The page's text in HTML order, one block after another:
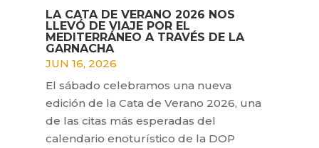
LA CATA DE VERANO 2026 NOS
LLEVÓ DE VIAJE POR EL
MEDITERRÁNEO A TRAVÉS DE LA
GARNACHA
JUN 16, 2026
El sábado celebramos una nueva
edición de la Cata de Verano 2026, una
de las citas más esperadas del
calendario enoturístico de la DOP